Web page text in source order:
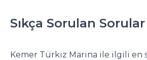
Sıkça Sorulan Sorular
Kemer Türkiz Marina ile ilgili en